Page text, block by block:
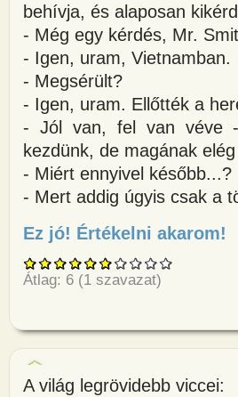
behívja, és alaposan
- Még egy kérdés, Mr.
- Igen, uram, Vietnamban.
- Megsérült?
- Igen, uram. Ellőtték a
- Jól van, fel van véve
kezdünk, de magának
- Miért ennyivel később...?
- Mert addig úgyis csak a
Ez jó! Értékelni akarom!
Átlag: 6 (1 szavazat)
A világ legrövidebb viccei: